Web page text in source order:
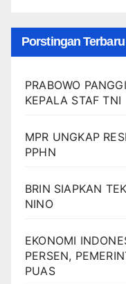
Porstingan Terbaru
PRABOWO
KEPALA STAF TNI
MPR UNGKAP
PPHN
BRIN SIAPKAN
NINO
EKONOMI
PERSEN,
PUAS